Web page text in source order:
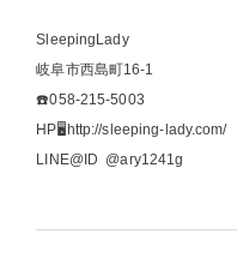
SleepingLady
岐阜市西島町16-1
☎️058-215-5003
HP🖥http://sleeping-lady.com/
LINE@ID @ary1241g